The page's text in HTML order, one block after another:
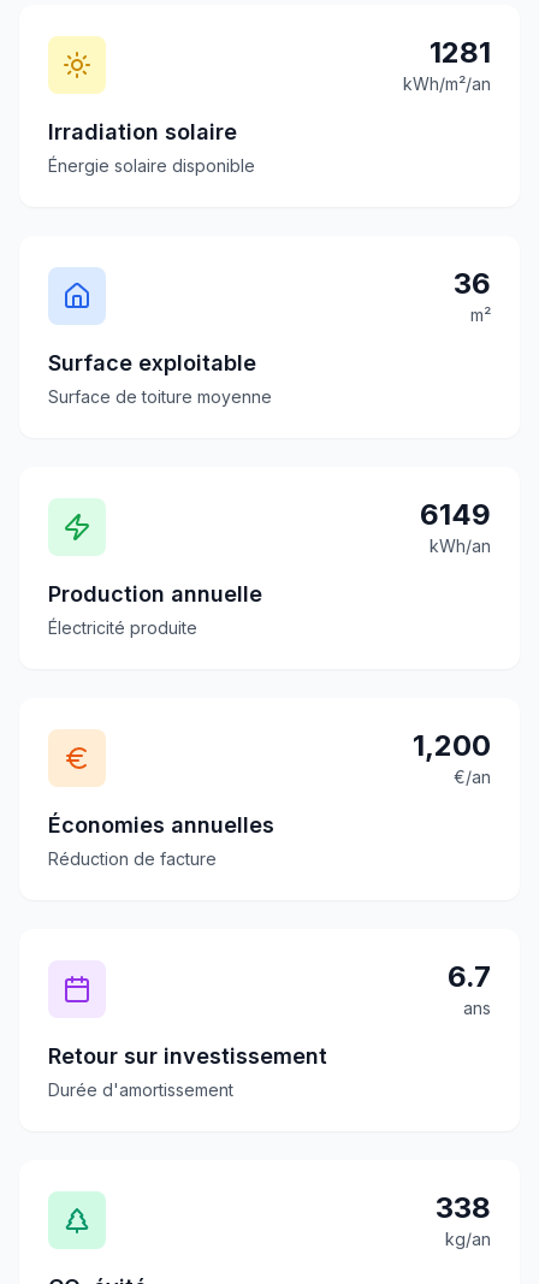
1281
kWh/m²/an
Irradiation solaire
Énergie solaire disponible
36
m²
Surface exploitable
Surface de toiture moyenne
6149
kWh/an
Production annuelle
Électricité produite
1,200
€/an
Économies annuelles
Réduction de facture
6.7
ans
Retour sur investissement
Durée d'amortissement
338
kg/an